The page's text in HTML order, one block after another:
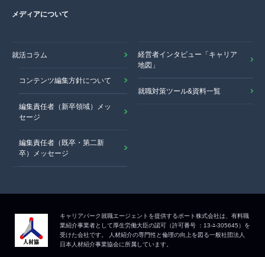
メディアについて
就活コラム
コンテンツ編集方針について
編集責任者（新卒領域）メッ
セージ
編集責任者（既卒・第二新
卒）メッセージ
経営者インタビュー「キャリア
地図」
就職対策ツール&資料一覧